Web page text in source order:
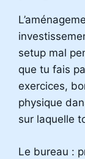
setup mal
que tu fais
exercices,
physique
sur laquelle
Le bureau :